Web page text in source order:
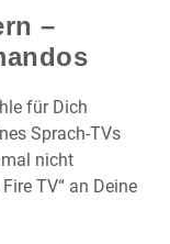
–
für Dich
Sprach-TVs
nicht
TV“ an Deine